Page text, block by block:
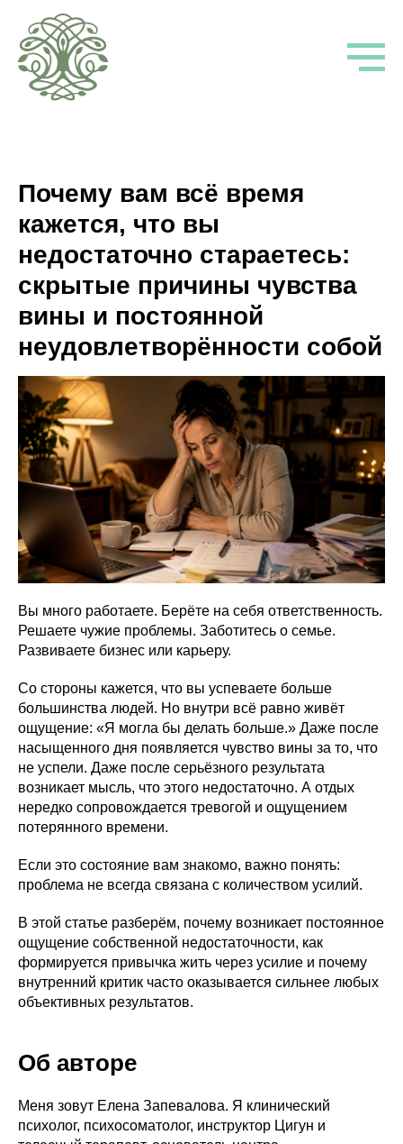
Почему вам всё время
кажется, что вы
недостаточно стараетесь:
скрытые причины чувства
вины и постоянной
неудовлетворённости собой
Вы много работаете. Берёте на себя ответственность.
Решаете чужие проблемы. Заботитесь о семье.
Развиваете бизнес или карьеру.
Со стороны кажется, что вы успеваете больше
большинства людей. Но внутри всё равно живёт
ощущение: «Я могла бы делать больше.» Даже после
насыщенного дня появляется чувство вины за то, что
не успели. Даже после серьёзного результата
возникает мысль, что этого недостаточно. А отдых
нередко сопровождается тревогой и ощущением
потерянного времени.
Если это состояние вам знакомо, важно понять:
проблема не всегда связана с количеством усилий.
В этой статье разберём, почему возникает постоянное
ощущение собственной недостаточности, как
формируется привычка жить через усилие и почему
внутренний критик часто оказывается сильнее любых
объективных результатов.
Об авторе
Меня зовут Елена Запевалова. Я клинический
психолог, психосоматолог, инструктор Цигун и